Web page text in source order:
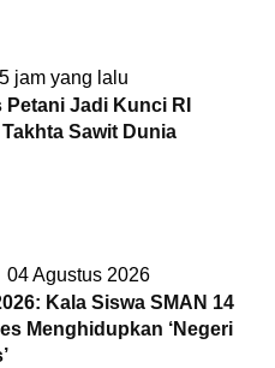
jam yang lalu
Jadi Kunci RI
Sawit Dunia
04 Agustus 2026
Kala Siswa SMAN 14
Menghidupkan ‘Negeri